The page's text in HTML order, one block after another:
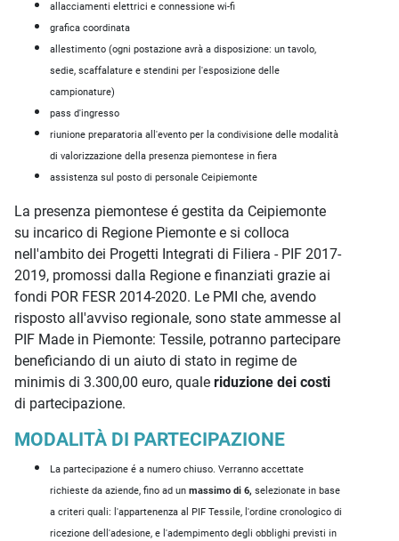
allacciamenti elettrici e connessione wi-fi
grafica coordinata
allestimento (ogni postazione avrà a disposizione: un tavolo,
sedie, scaffalature e stendini per l'esposizione delle
campionature)
pass d'ingresso
riunione preparatoria all'evento per la condivisione delle modalità
di valorizzazione della presenza piemontese in fiera
assistenza sul posto di personale Ceipiemonte
La presenza piemontese é gestita da Ceipiemonte
su incarico di Regione Piemonte e si colloca
nell'ambito dei Progetti Integrati di Filiera - PIF 2017-
2019, promossi dalla Regione e finanziati grazie ai
fondi POR FESR 2014-2020. Le PMI che, avendo
risposto all'avviso regionale, sono state ammesse al
PIF Made in Piemonte: Tessile, potranno partecipare
beneficiando di un aiuto di stato in regime de
minimis di 3.300,00 euro, quale riduzione dei costi
di partecipazione.
MODALITÀ DI PARTECIPAZIONE
La partecipazione é a numero chiuso. Verranno accettate
richieste da aziende, fino ad un massimo di 6, selezionate in base
a criteri quali: l'appartenenza al PIF Tessile, l'ordine cronologico di
ricezione dell'adesione, e l'adempimento degli obblighi previsti in